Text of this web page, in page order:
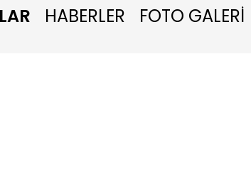
HABERLER FOTO GALERİ